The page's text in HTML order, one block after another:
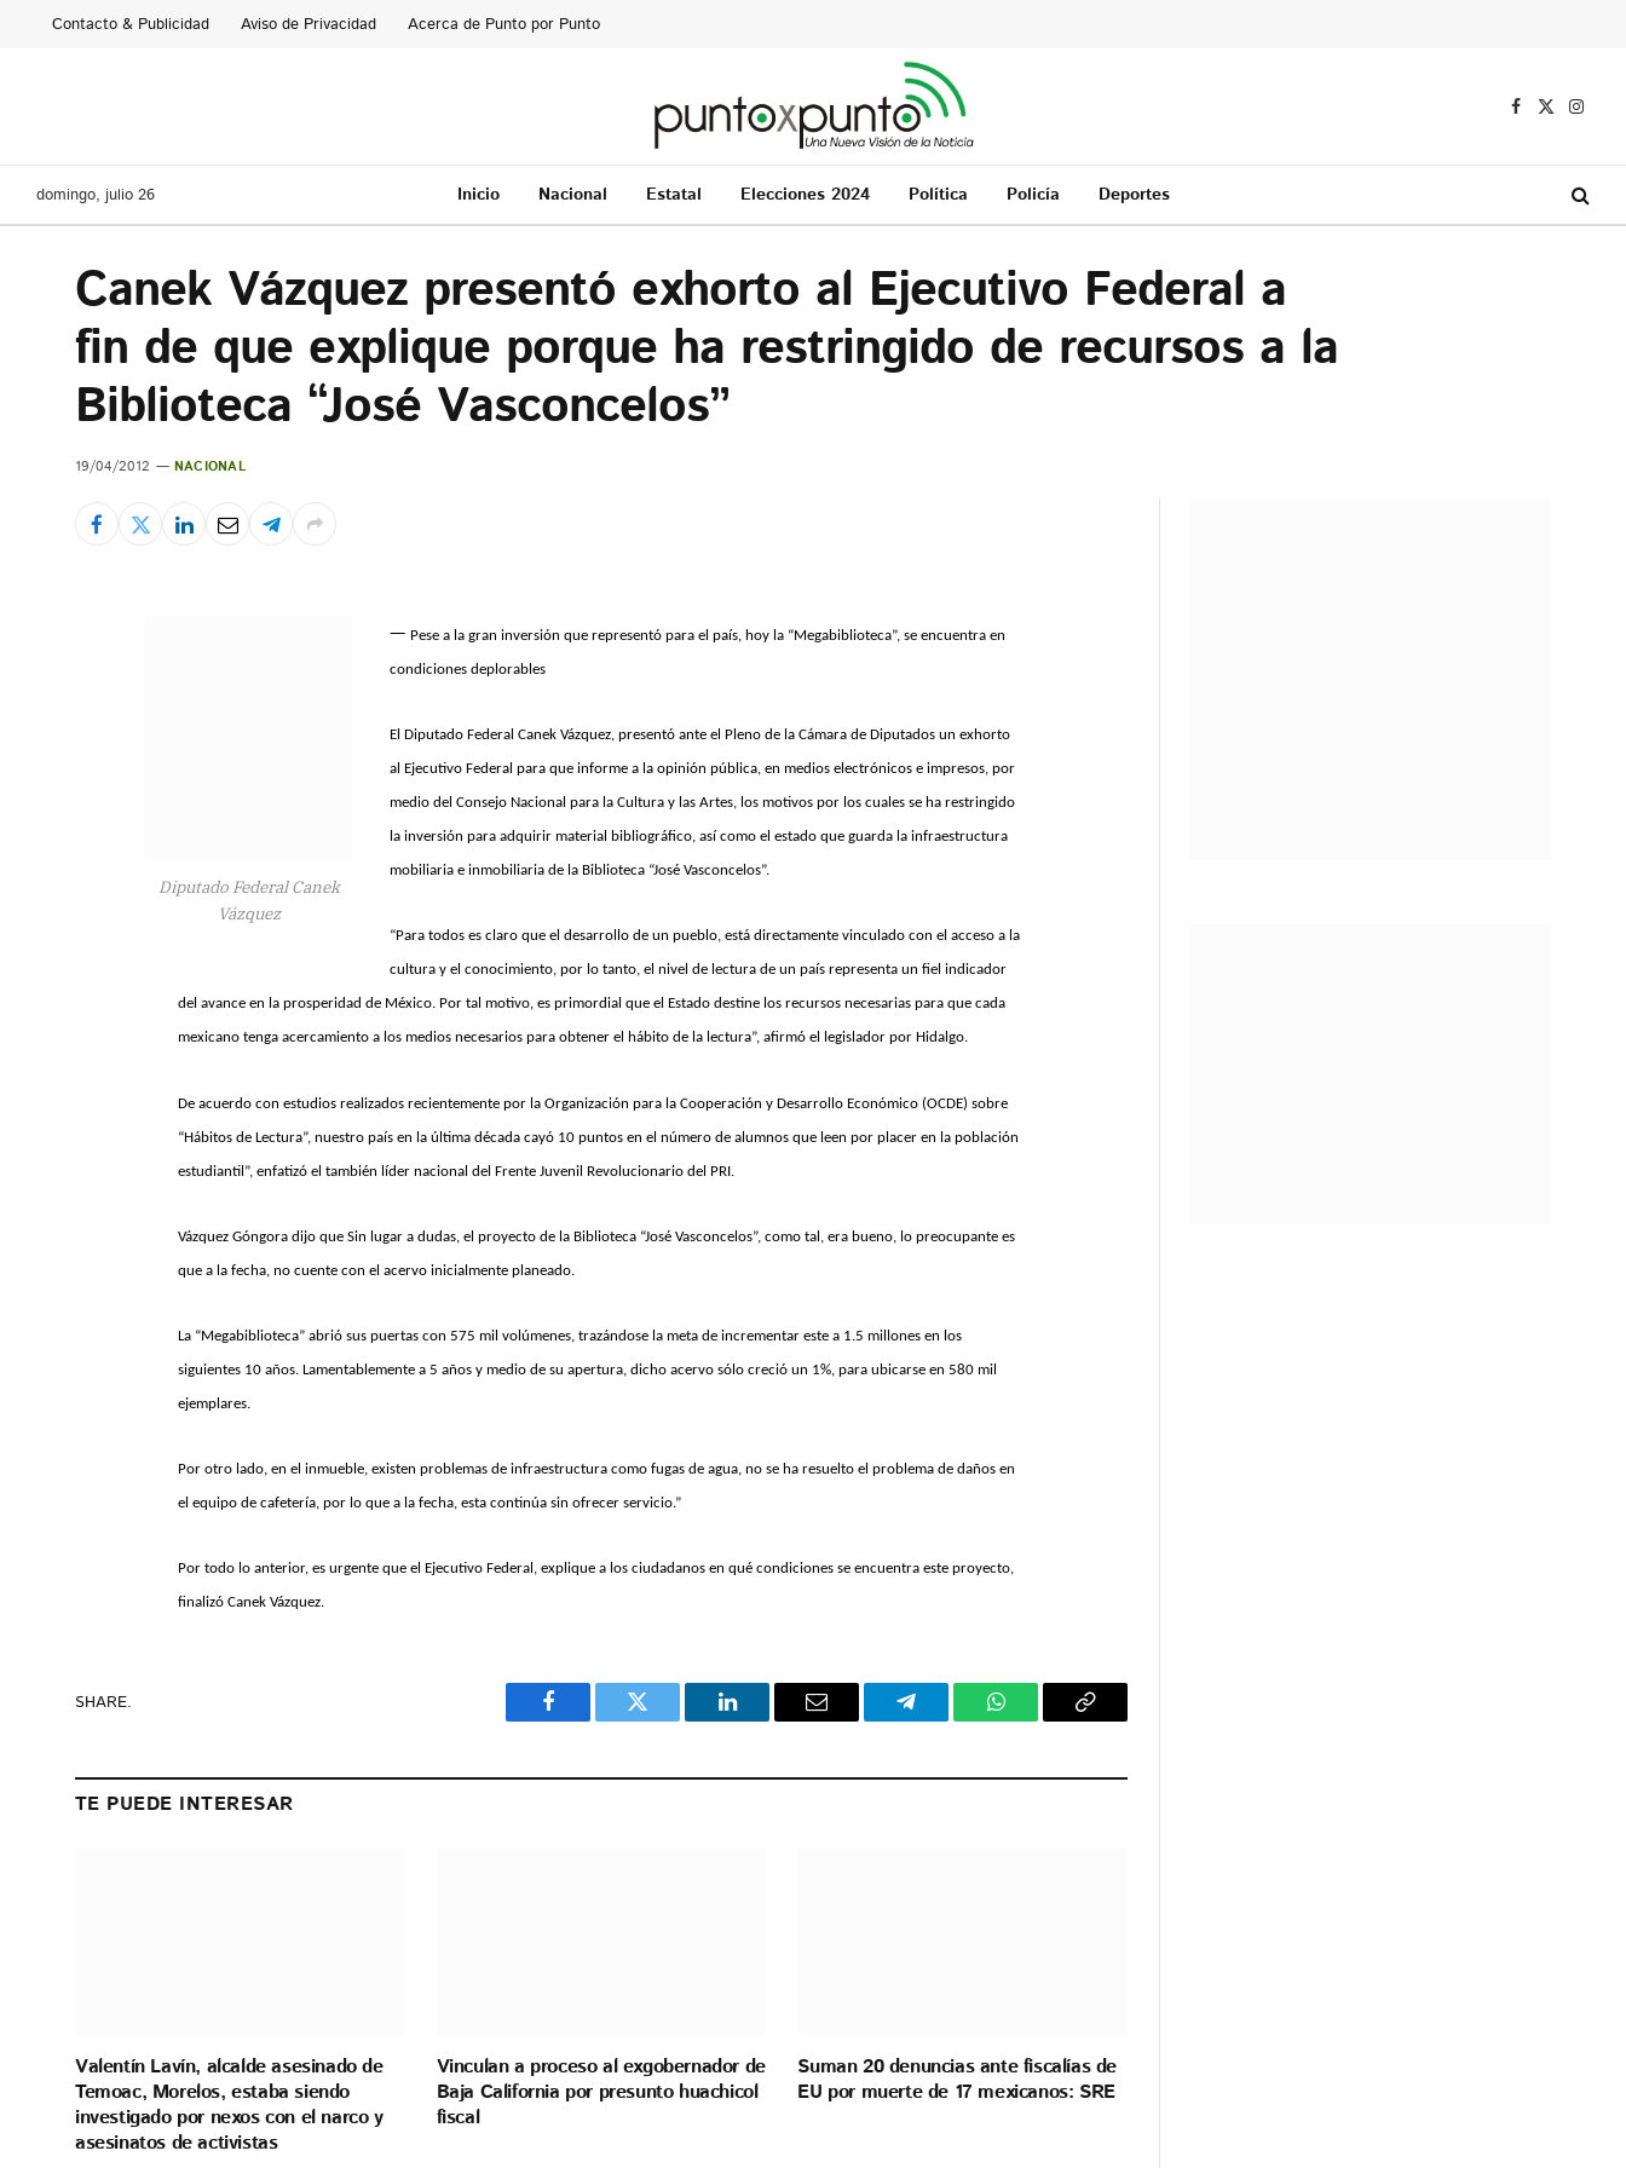
Contacto & Publicidad Aviso de Privacidad Acerca de Punto por Punto
Facebook
X
domingo, julio 26 Inicio Nacional Estatal Elecciones 2024 Política Policía Deportes
Canek Vázquez presentó exhorto al Ejecutivo Federal a
fin de que explique porque ha restringido de recursos a la
Biblioteca “José Vasconcelos”
19/04/2012 NACIONAL
Diputado Federal Canek
Vázquez
— Pese a la gran inversión que representó para el país, hoy la “Megabiblioteca”, se encuentra en
condiciones deplorables
El Diputado Federal Canek Vázquez, presentó ante el Pleno de la Cámara de Diputados un exhorto
al Ejecutivo Federal para que informe a la opinión pública, en medios electrónicos e impresos, por
medio del Consejo Nacional para la Cultura y las Artes, los motivos por los cuales se ha restringido
la inversión para adquirir material bibliográfico, así como el estado que guarda la infraestructura
mobiliaria e inmobiliaria de la Biblioteca “José Vasconcelos”.
“Para todos es claro que el desarrollo de un pueblo, está directamente vinculado con el acceso a la
cultura y el conocimiento, por lo tanto, el nivel de lectura de un país representa un fiel indicador
del avance en la prosperidad de México. Por tal motivo, es primordial que el Estado destine los recursos necesarias para que cada
mexicano tenga acercamiento a los medios necesarios para obtener el hábito de la lectura”, afirmó el legislador por Hidalgo.
De acuerdo con estudios realizados recientemente por la Organización para la Cooperación y Desarrollo Económico (OCDE) sobre
“Hábitos de Lectura”, nuestro país en la última década cayó 10 puntos en el número de alumnos que leen por placer en la población
estudiantil”, enfatizó el también líder nacional del Frente Juvenil Revolucionario del PRI.
Vázquez Góngora dijo que Sin lugar a dudas, el proyecto de la Biblioteca “José Vasconcelos”, como tal, era bueno, lo preocupante es
que a la fecha, no cuente con el acervo inicialmente planeado.
La “Megabiblioteca” abrió sus puertas con 575 mil volúmenes, trazándose la meta de incrementar este a 1.5 millones en los
siguientes 10 años. Lamentablemente a 5 años y medio de su apertura, dicho acervo sólo creció un 1%, para ubicarse en 580 mil
ejemplares.
Por otro lado, en el inmueble, existen problemas de infraestructura como fugas de agua, no se ha resuelto el problema de daños en
el equipo de cafetería, por lo que a la fecha, esta continúa sin ofrecer servicio.”
Por todo lo anterior, es urgente que el Ejecutivo Federal, explique a los ciudadanos en qué condiciones se encuentra este proyecto,
finalizó Canek Vázquez.
SHARE.
Facebook Twitter LinkedIn Email Telegram WhatsAppCopy
TE PUEDE INTERESAR
Valentín Lavín, alcalde asesinado de
Temoac, Morelos, estaba siendo
investigado por nexos con el narco y
asesinatos de activistas
Vinculan a proceso al exgobernador de
Baja California por presunto huachicol
fiscal
Suman 20 denuncias ante fiscalías de
EU por muerte de 17 mexicanos: SRE